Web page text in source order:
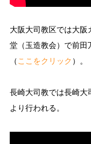
大阪大司教区では大阪
堂（玉造教会）で前田
（ ここをクリック ）。
長崎大司教では長崎大
より行われる。